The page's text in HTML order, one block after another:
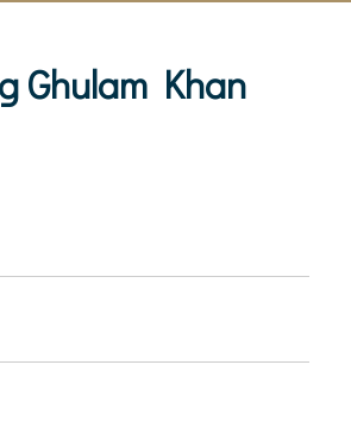
Ghulam Khan